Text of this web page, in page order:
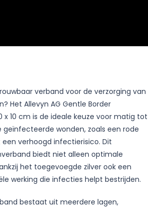
verband voor de verzorging van
Het Allevyn AG Gentle Border
x 10 cm is de ideale keuze voor matig tot
wonden, zoals een rode
verhoogd infectierisico. Dit
biedt niet alleen optimale
het toegevoegde zilver ook een
werking die infecties helpt bestrijden.
bestaat uit meerdere lagen,